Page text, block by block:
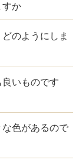
すか
のようにしま
いものです
色があるので